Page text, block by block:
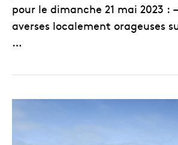
pour le dimanche 21 mai 2023 :
averses localement orageuses
…